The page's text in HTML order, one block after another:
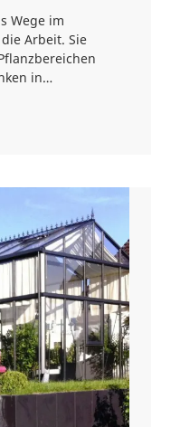
Wege im
Arbeit. Sie
in…